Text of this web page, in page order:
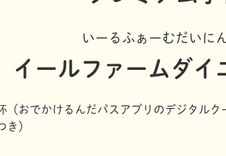
いーるふぁーむだいに
イールファームダイ
（おでかけるんだパスアプリのデジタルク
き）